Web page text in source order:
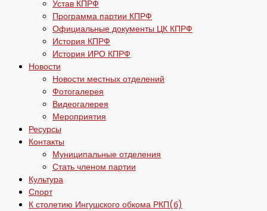
Устав КПРФ
Программа партии КПРФ
Официальные документы ЦК КПРФ
История КПРФ
История ИРО КПРФ
Новости
Новости местных отделений
Фотогалерея
Видеогалерея
Мероприятия
Ресурсы
Контакты
Муниципальные отделения
Стать членом партии
Культура
Спорт
К столетию Ингушского обкома РКП(б)